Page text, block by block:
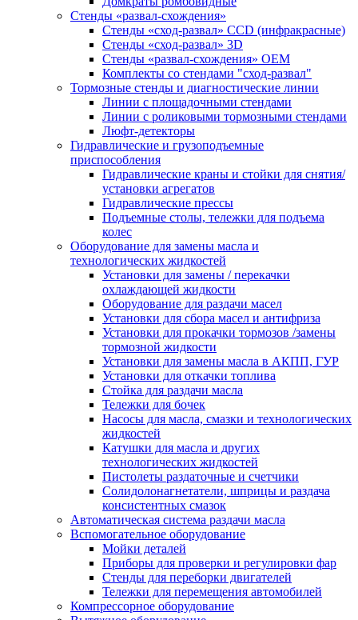
Стенды «развал-схождения»
Стенды «сход-развал» CCD (инфракрасные)
Стенды «сход-развал» 3D
Стенды «развал-схождения» ОЕМ
Комплекты со стендами "сход-развал"
Тормозные стенды и диагностические линии
Линии с площадочными стендами
Линии с роликовыми тормозными стендами
Люфт-детекторы
Гидравлические и грузоподъемные
приспособления
Гидравлические краны и стойки для снятия/
установки агрегатов
Гидравлические прессы
Подъемные столы, тележки для подъема
колес
Оборудование для замены масла и
технологических жидкостей
Установки для замены / перекачки
охлаждающей жидкости
Оборудование для раздачи масел
Установки для сбора масел и антифриза
Установки для прокачки тормозов /замены
тормозной жидкости
Установки для замены масла в АКПП, ГУР
Установки для откачки топлива
Стойка для раздачи масла
Тележки для бочек
Насосы для масла, смазки и технологических
жидкостей
Катушки для масла и других
технологических жидкостей
Пистолеты раздаточные и счетчики
Солидолонагнетатели, шприцы и раздача
консистентных смазок
Автоматическая система раздачи масла
Вспомогательное оборудование
Мойки деталей
Приборы для проверки и регулировки фар
Стенды для переборки двигателей
Тележки для перемещения автомобилей
Компрессорное оборудование